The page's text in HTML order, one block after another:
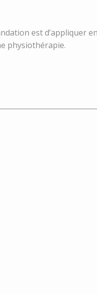
est d’appliquer
physiothérapie.